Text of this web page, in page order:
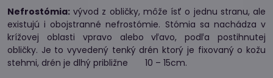
Nefrostómia: vývod z obličky, môže ísť o jednu stranu, ale
existujú i obojstranné nefrostómie. Stómia sa nachádza v
krížovej oblasti vpravo alebo vľavo, podľa postihnutej
obličky. Je to vyvedený tenký drén ktorý je fixovaný o kožu
stehmi, drén je dlhý približne 10 – 15cm.